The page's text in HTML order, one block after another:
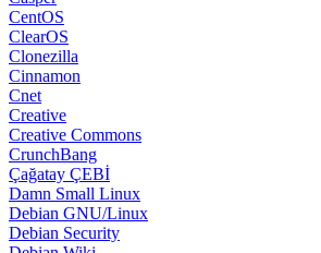
CentOS
ClearOS
Clonezilla
Cinnamon
Cnet
Creative
Creative Commons
CrunchBang
Çağatay ÇEBİ
Damn Small Linux
Debian GNU/Linux
Debian Security